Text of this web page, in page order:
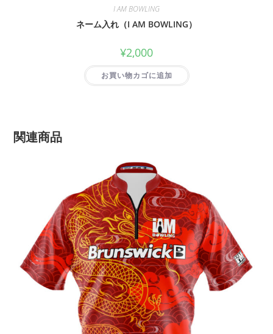
I AM BOWLING
ネーム入れ（I AM BOWLING）
¥2,000
お買い物カゴに追加
関連商品